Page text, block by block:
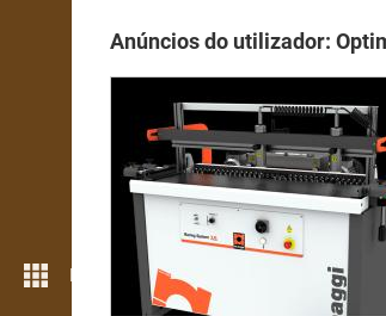
Mais funcionalidades
Anúncios do utilizador: